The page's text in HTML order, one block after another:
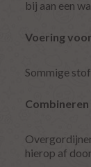
bij aan een
Voering
Sommige
hierop af